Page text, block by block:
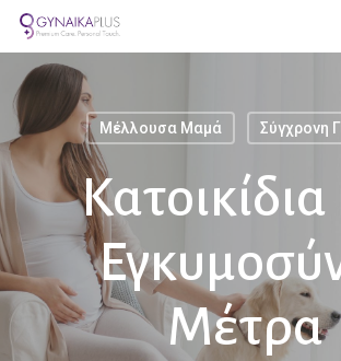
Skip
to
main
content
Μέλλουσα Μαμά Σύγχρονη
Κατοικίδια
Μέτρα